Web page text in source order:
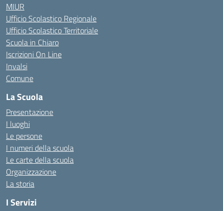
MIUR
Ufficio Scolastico Regionale
Ufficio Scolastico Territoriale
Scuola in Chiaro
Iscrizioni On Line
Invalsi
Comune
La Scuola
Presentazione
I luoghi
Le persone
I numeri della scuola
Le carte della scuola
Organizzazione
La storia
I Servizi